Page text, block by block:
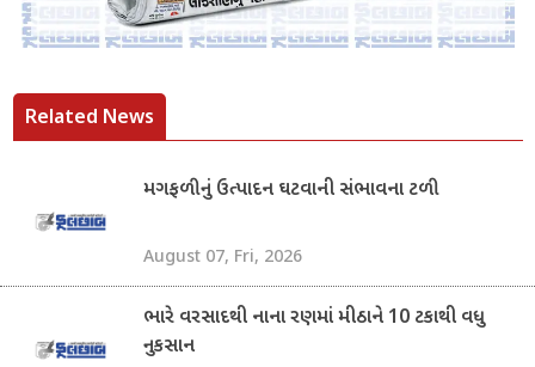
Related News
મગફળીનું ઉત્પાદન ઘટવાની સંભાવના ટળી
August 07, Fri, 2026
ભારે વરસાદથી નાના રણમાં મીઠાને 10 ટકાથી વધુ
નુકસાન